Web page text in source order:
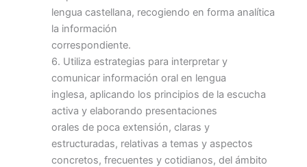
lengua castellana, recogiendo en forma analítica
la información
correspondiente.
6. Utiliza estrategias para interpretar y
comunicar información oral en lengua
inglesa, aplicando los principios de la escucha
activa y elaborando presentaciones
orales de poca extensión, claras y
estructuradas, relativas a temas y aspectos
concretos, frecuentes y cotidianos, del ámbito